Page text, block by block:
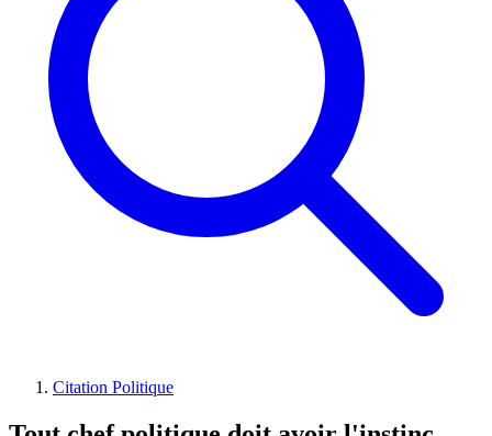
Citation Politique